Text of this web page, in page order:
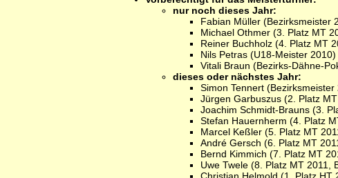
nur noch dieses Jahr:
Fabian Müller (Bezirksmeister
Michael Othmer (3. Platz MT
Reiner Buchholz (4. Platz MT
Nils Petras (U18-Meister 2010)
Vitali Braun (Bezirks-Dähne-
dieses oder nächstes Jahr:
Simon Tennert (Bezirksmeister
Jürgen Garbuszus (2. Platz
Joachim Schmidt-Brauns (3.
Stefan Hauernherm (4. Platz
Marcel Keßler (5. Platz MT
André Gersch (6. Platz MT
Bernd Kimmich (7. Platz MT
Uwe Twele (8. Platz MT 2011,